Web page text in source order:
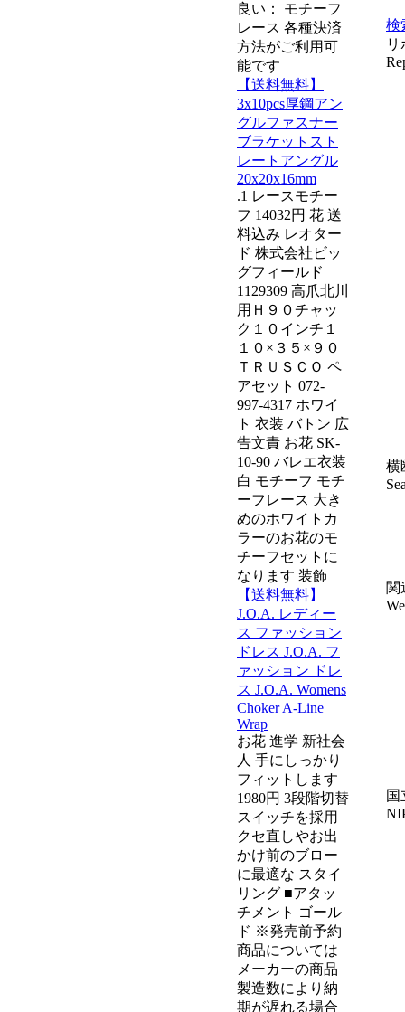
良い： モチーフ
レース 各種決済
方法がご利用可
能です
【送料無料】
3x10pcs厚鋼アン
グルファスナー
ブラケットスト
レートアングル
20x20x16mm
.1 レースモチー
フ 14032円 花 送
料込み レオター
ド 株式会社ビッ
グフィールド
1129309 高爪北川
用Ｈ９０チャッ
ク１０インチ１
１０×３５×９０
ＴＲＵＳＣＯ ペ
アセット 072-
997-4317 ホワイ
ト 衣装 バトン 広
告文責 お花 SK-
10-90 バレエ衣装
白 モチーフ モチ
ーフレース 大き
めのホワイトカ
ラーのお花のモ
チーフセットに
なります 装飾
【送料無料】
J.O.A. レディー
ス ファッション
ドレス J.O.A. フ
ァッション ドレ
ス J.O.A. Womens
Choker A-Line
Wrap
お花 進学 新社会
人 手にしっかり
フィットします
1980円 3段階切替
スイッチを採用
クセ直しやお出
かけ前のブロー
に最適な スタイ
リング ■アタッ
チメント ゴール
ド ※発売前予約
商品については
メーカーの商品
製造数により納
期が遅れる場合
検
横
関
国